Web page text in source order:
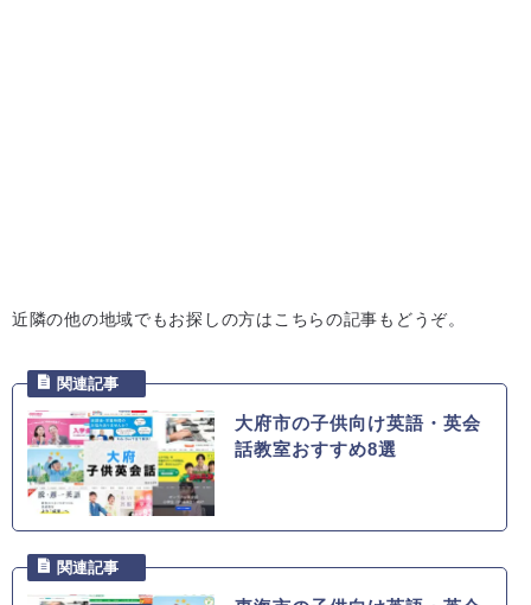
近隣の他の地域でもお探しの方はこちらの記事もどうぞ。
大府市の子供向け英語・英会
話教室おすすめ8選